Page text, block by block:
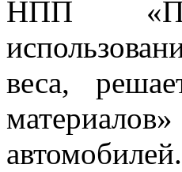
НПП
веса,
автомобилей.